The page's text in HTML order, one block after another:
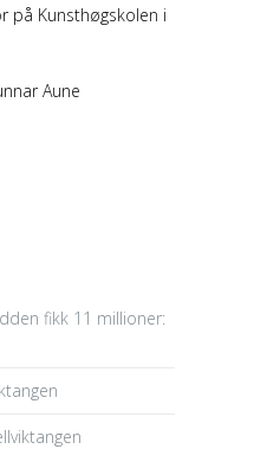
på Kunsthøgskolen i
Aune
fikk 11 millioner: